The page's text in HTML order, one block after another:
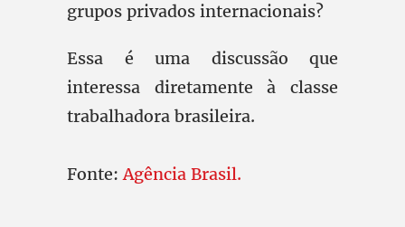
grupos privados internacionais?
Essa é uma discussão que
interessa diretamente à classe
trabalhadora brasileira.
Fonte:Agência Brasil.